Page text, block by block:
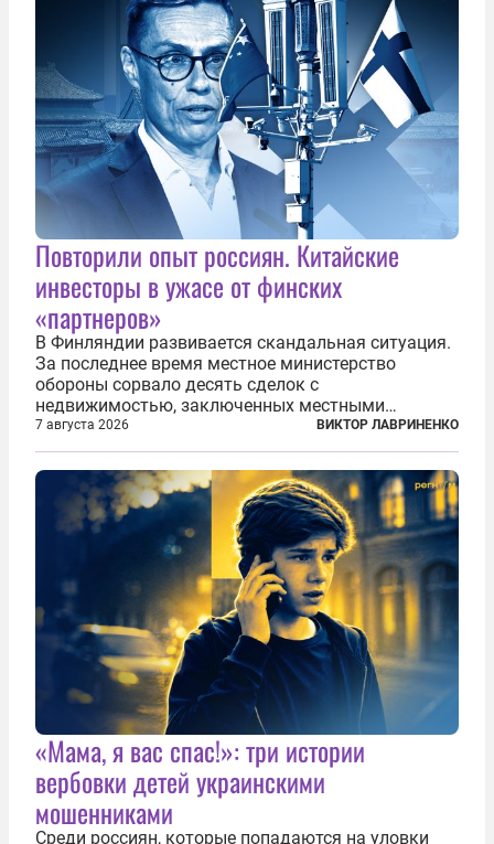
Повторили опыт россиян. Китайские
инвесторы в ужасе от финских
«партнеров»
В Финляндии развивается скандальная ситуация.
За последнее время местное министерство
обороны сорвало десять сделок с
недвижимостью, заключенных местными
фирмами с китайским капиталом. Чиновники
заявили, что они могли заключаться с целью
создания в Финляндии шпионской сети, чтобы
следить за...
7 августа 2026 ВИКТОР ЛАВРИНЕНКО
«Мама, я вас спас!»: три истории
вербовки детей украинскими
мошенниками
Среди россиян, которые попадаются на уловки